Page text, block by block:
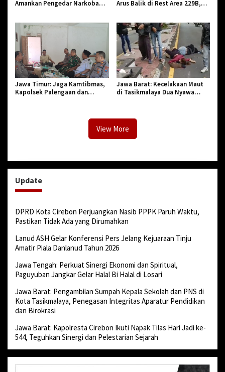
Amankan Pengedar Narkoba
Arus Balik di Rest Area 229B,
Jawa Timur: Jaga Kamtibmas,
Kapolsek Palengaan dan
Jawa Barat: Kecelakaan Maut
di Tasikmalaya Dua Nyawa
View More
Update
DPRD Kota Cirebon Perjuangkan Nasib PPPK Paruh Waktu,
Pastikan Tidak Ada yang Dirumahkan
Lanud ASH Gelar Konferensi Pers Jelang Kejuaraan Tinju
Amatir Piala Danlanud Tahun 2026
Jawa Tengah: Perkuat Sinergi Ekonomi dan Spiritual,
Paguyuban Jangkar Gelar Halal Bi Halal di Losari
Jawa Barat: Pengambilan Sumpah Kepala Sekolah dan PNS di
Kota Tasikmalaya, Penegasan Integritas Aparatur Pendidikan
dan Birokrasi
Jawa Barat: Kapolresta Cirebon Ikuti Napak Tilas Hari Jadi ke-
544, Teguhkan Sinergi dan Pelestarian Sejarah